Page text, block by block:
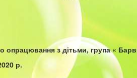
з дітьми, група «
р.